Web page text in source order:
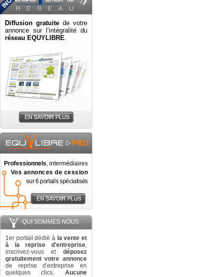
Diffusion gratuite de votre
annonce sur l’intégralité du
réseau EQUYLIBRE.
Professionnels, intermédiaires
Vos annonces de cession
sur 6 portails spécialisés
QUI SOMMES NOUS
1er portail dédié à la vente et
à la reprise d'entreprise,
inscrivez-vous et déposez
gratuitement votre annonce
de reprise d'entreprise en
quelques clics. Aucune